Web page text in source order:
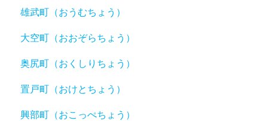
雄武町（おうむちょう）
大空町（おおぞらちょう）
奥尻町（おくしりちょう）
置戸町（おけとちょう）
興部町（おこっぺちょう）